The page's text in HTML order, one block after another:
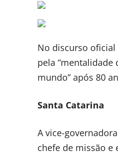
No discurso oficial
pela “mentalidade
mundo” após 80
Santa Catarina
A vice-
chefe de missão e